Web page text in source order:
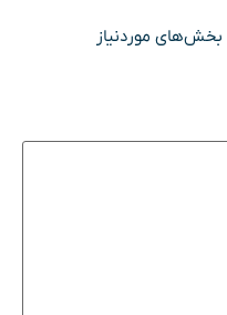
بخش‌های موردنیاز